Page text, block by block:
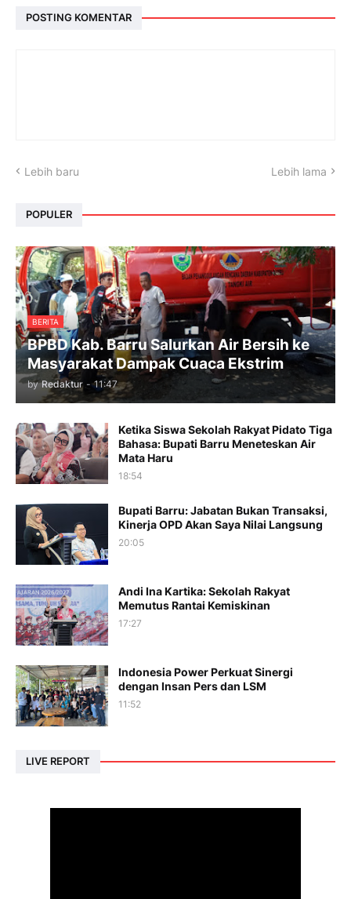
POSTING KOMENTAR
Lebih baru Lebih lama
POPULER
BERITA
BPBD Kab. Barru Salurkan Air Bersih ke
Masyarakat Dampak Cuaca Ekstrim
by Redaktur - 11:47
Ketika Siswa Sekolah Rakyat Pidato Tiga
Bahasa: Bupati Barru Meneteskan Air
Mata Haru
18:54
Bupati Barru: Jabatan Bukan Transaksi,
Kinerja OPD Akan Saya Nilai Langsung
20:05
Andi Ina Kartika: Sekolah Rakyat
Memutus Rantai Kemiskinan
17:27
Indonesia Power Perkuat Sinergi
dengan Insan Pers dan LSM
11:52
LIVE REPORT